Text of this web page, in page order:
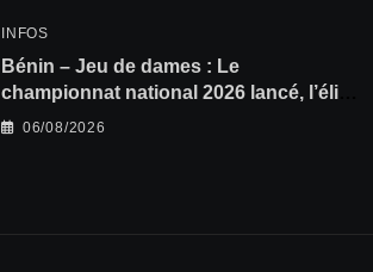
INFOS
Bénin – Jeu de dames : Le
championnat national 2026 lancé, l’élite
du damier à la conquête du sacre
06/08/2026